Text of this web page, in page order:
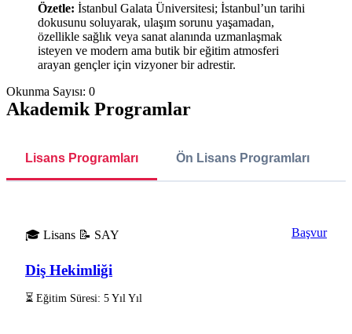
Özetle: İstanbul Galata Üniversitesi; İstanbul’un tarihi
dokusunu soluyarak, ulaşım sorunu yaşamadan,
özellikle sağlık veya sanat alanında uzmanlaşmak
isteyen ve modern ama butik bir eğitim atmosferi
arayan gençler için vizyoner bir adrestir.
Okunma Sayısı: 0
Akademik Programlar
Lisans Programları Ön Lisans Programları
🎓 Lisans 📝 SAY
Diş Hekimliği
⏳ Eğitim Süresi: 5 Yıl Yıl
Başvur